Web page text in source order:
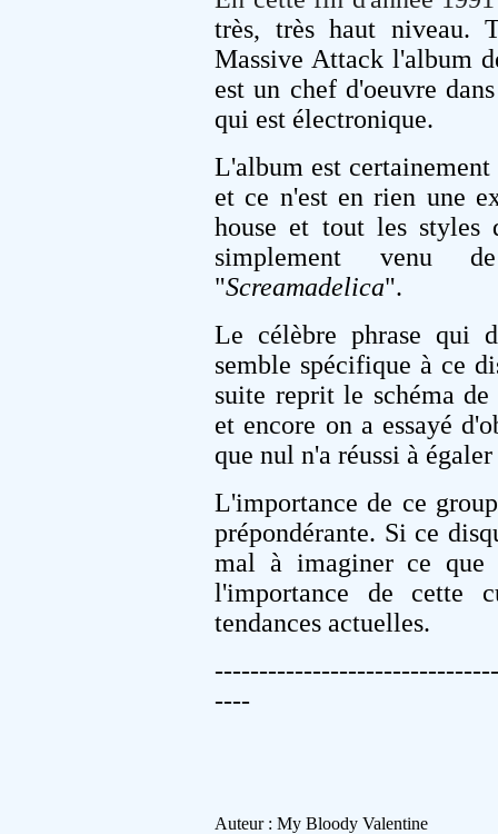
très, très haut niveau.
Massive Attack l'album
est un chef d'oeuvre
qui est électronique.
L'album est
et ce n'est en rien une
house et tout les styles
simplement venu
"Screamadelica".
Le célèbre phrase qui
semble spécifique à ce
suite reprit le schéma
et encore on a essayé
que nul n'a réussi à
L'importance de ce
prépondérante. Si ce
mal à imaginer ce que
l'importance de cette
tendances actuelles.
----
Auteur : My Bloody Valentine